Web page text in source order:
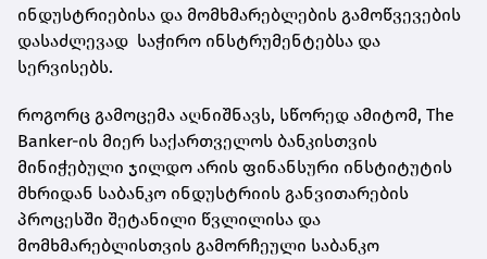
ინდუსტრიებისა და მომხმარებლების გამოწვევების
დასაძლევად საჭირო ინსტრუმენტებსა და
სერვისებს.
როგორც გამოცემა აღნიშნავს, სწორედ ამიტომ, The
Banker-ის მიერ საქართველოს ბანკისთვის
მინიჭებული ჯილდო არის ფინანსური ინსტიტუტის
მხრიდან საბანკო ინდუსტრიის განვითარების
პროცესში შეტანილი წვლილისა და
მომხმარებლისთვის გამორჩეული საბანკო